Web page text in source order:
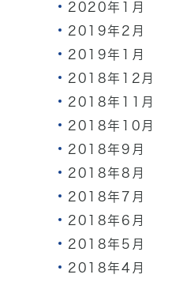
2020年1月
2019年2月
2019年1月
2018年12月
2018年11月
2018年10月
2018年9月
2018年8月
2018年7月
2018年6月
2018年5月
2018年4月